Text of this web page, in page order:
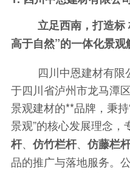
立足西南，打造标
高于自然”的一体化景观
四川中恩建材有
于四川省泸州市龙马潭
景观建材的**品牌，秉
景观”的核心发展理念，
杆、仿竹栏杆、仿藤栏
品的推广与落地服务。